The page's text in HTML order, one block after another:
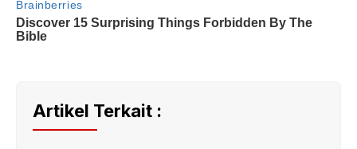
Artikel Terkait :